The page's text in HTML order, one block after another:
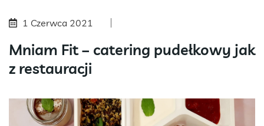
1 Czerwca 2021
Mniam Fit – catering pudełkowy jak
z restauracji